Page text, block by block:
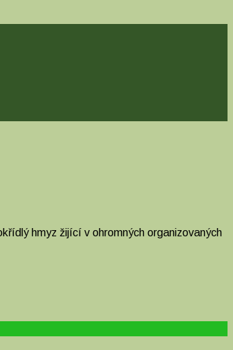
hmyz žijící v ohromných organizovaných